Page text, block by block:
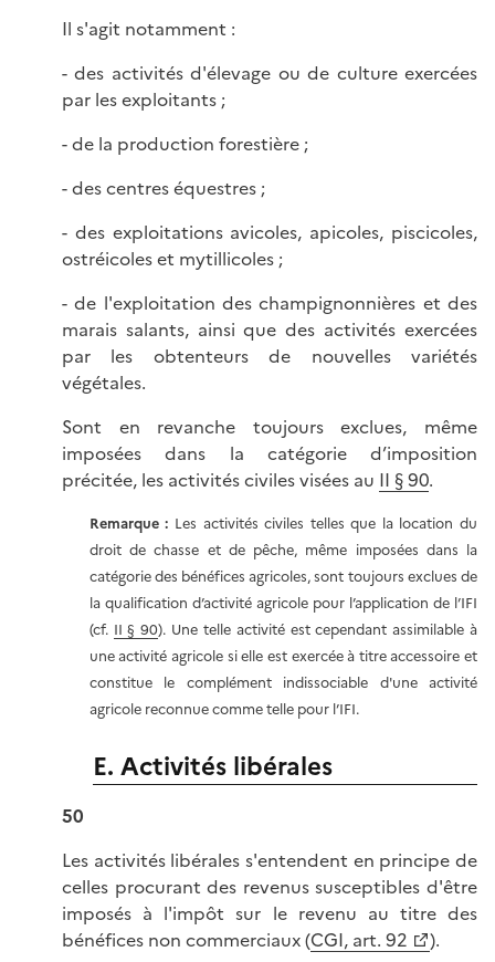
Il s'agit notamment :
- des activités d'élevage ou de culture exercées
par les exploitants ;
- de la production forestière ;
- des centres équestres ;
- des exploitations avicoles, apicoles, piscicoles,
ostréicoles et mytillicoles ;
- de l'exploitation des champignonnières et des
marais salants, ainsi que des activités exercées
par les obtenteurs de nouvelles variétés
végétales.
Sont en revanche toujours exclues, même
imposées dans la catégorie d’imposition
précitée, les activités civiles visées au II § 90.
Remarque : Les activités civiles telles que la location du
droit de chasse et de pêche, même imposées dans la
catégorie des bénéfices agricoles, sont toujours exclues de
la qualification d’activité agricole pour l’application de l’IFI
(cf. II § 90). Une telle activité est cependant assimilable à
une activité agricole si elle est exercée à titre accessoire et
constitue le complément indissociable d'une activité
agricole reconnue comme telle pour l’IFI.
E. Activités libérales
50
Les activités libérales s'entendent en principe de
celles procurant des revenus susceptibles d'être
imposés à l'impôt sur le revenu au titre des
bénéfices non commerciaux (CGI, art. 92
).